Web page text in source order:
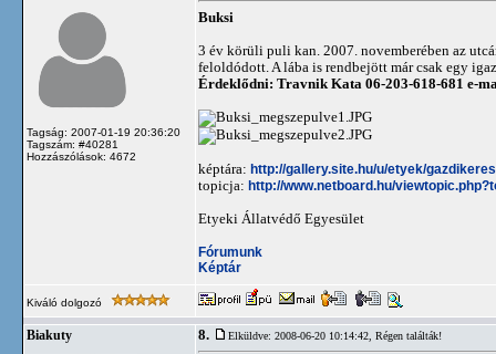
Tagság: 2007-01-19 20:36:20
Tagszám: #40281
Hozzászólások: 4672
Buksi
3 év körüli puli kan. 2007. novemberében az
feloldódott. A lába is rendbejött már csak egy
Érdeklődni: Travnik Kata 06-203-618-681 e-
képtára: http://gallery.site.hu/u/etyek/
topicja: http://www.netboard.hu/
Etyeki Állatvédő Egyesület
Fórumunk
Képtár
Kiváló dolgozó
Biakuty 8. Elküldve: 2008-06-20 10:14:42, Régen találták!